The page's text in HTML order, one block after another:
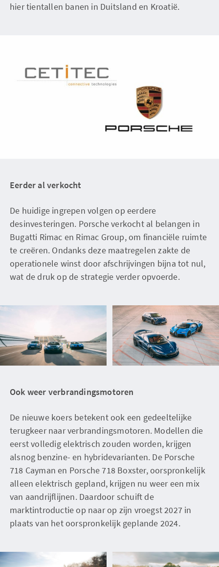
hier tientallen banen in Duitsland en Kroatië.
Eerder al verkocht
De huidige ingrepen volgen op eerdere
desinvesteringen. Porsche verkocht al belangen in
Bugatti Rimac en Rimac Group, om financiële ruimte
te creëren. Ondanks deze maatregelen zakte de
operationele winst door afschrijvingen bijna tot nul,
wat de druk op de strategie verder opvoerde.
Ook weer verbrandingsmotoren
De nieuwe koers betekent ook een gedeeltelijke
terugkeer naar verbrandingsmotoren. Modellen die
eerst volledig elektrisch zouden worden, krijgen
alsnog benzine- en hybridevarianten. De Porsche
718 Cayman en Porsche 718 Boxster, oorspronkelijk
alleen elektrisch gepland, krijgen nu weer een mix
van aandrijflijnen. Daardoor schuift de
marktintroductie op naar op zijn vroegst 2027 in
plaats van het oorspronkelijk geplande 2024.